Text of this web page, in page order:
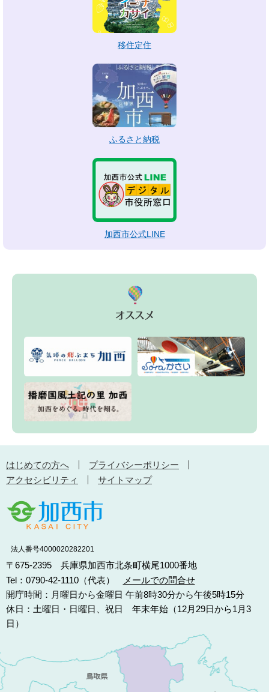
移住定住
ふるさと納税
加西市公式LINE
はじめての方へ
プライバシーポリシー
アクセシビリティ
サイトマップ
法人番号4000020282201
〒675-2395 兵庫県加西市北条町横尾1000番地
Tel：0790-42-1110（代表）
メールでの問合せ
開庁時間：月曜日から金曜日 午前8時30分から午後5時15分
休日：土曜日・日曜日、祝日 年末年始（12月29日から1月3
日）